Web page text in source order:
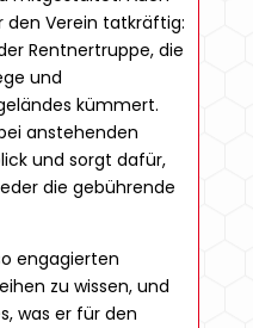
Verein tatkräftig:
Rentnertruppe, die
und
kümmert.
anstehenden
und sorgt dafür,
die gebührende
engagierten
zu wissen, und
was er für den